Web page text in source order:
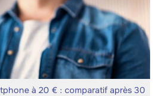
à 20 € : comparatif après 30